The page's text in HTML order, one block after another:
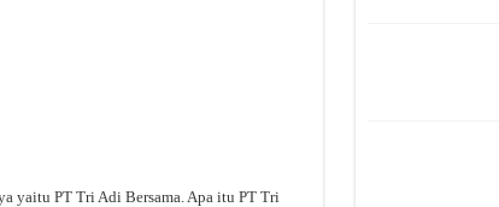
yaitu PT Tri Adi Bersama. Apa itu PT Tri